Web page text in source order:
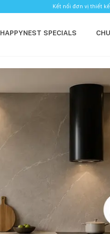
Kết nối đơn vị thiết
HAPPYNEST SPECIALS